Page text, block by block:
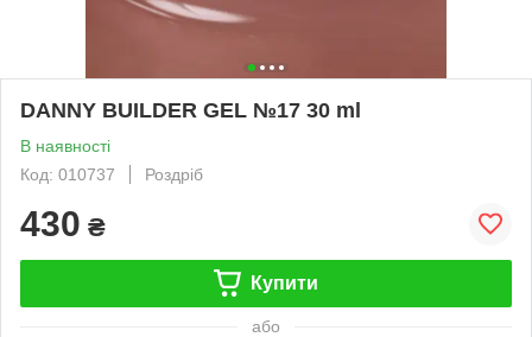
DANNY BUILDER GEL №17 30 ml
В наявності
Код: 010737
Роздріб
430 ₴
Купити
або